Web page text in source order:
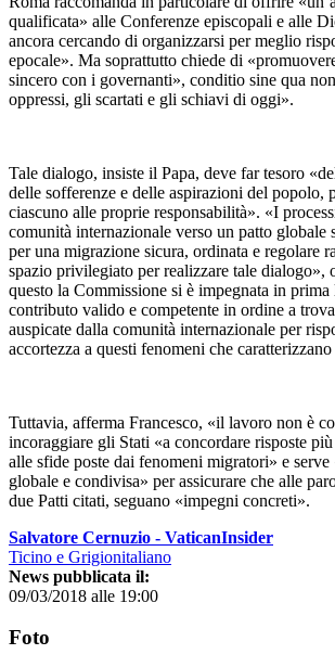
qualificata» alle Conferenze episcopali e alle
ancora cercando di organizzarsi per meglio
epocale». Ma soprattutto chiede di
sincero con i governanti», conditio sine qua
oppressi, gli scartati e gli schiavi di oggi».
Tale dialogo, insiste il Papa, deve far tesoro
delle sofferenze e delle aspirazioni del popolo,
ciascuno alle proprie responsabilità». «I
comunità internazionale verso un patto
per una migrazione sicura, ordinata e regolare
spazio privilegiato per realizzare tale dialogo»,
questo la Commissione si è impegnata in
contributo valido e competente in ordine a
auspicate dalla comunità internazionale per
accortezza a questi fenomeni che
Tuttavia, afferma Francesco, «il lavoro non è
incoraggiare gli Stati «a concordare risposte
alle sfide poste dai fenomeni migratori» e serve
globale e condivisa» per assicurare che alle
due Patti citati, seguano «impegni concreti».
Salvatore Cernuzio - VaticanInsider
Ticino e Grigionitaliano
News pubblicata il:
09/03/2018 alle 19:00
Foto